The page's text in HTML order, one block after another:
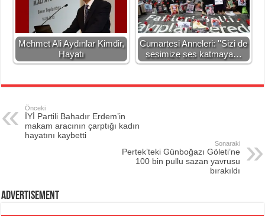
Mehmet Ali Aydınlar Kimdir,
Hayatı
Cumartesi Anneleri: ''Sizi de
sesimize ses katmaya…
Önceki
İYİ Partili Bahadır Erdem’in
makam aracının çarptığı kadın
hayatını kaybetti
Sonaraki
Pertek’teki Günboğazı Göleti’ne
100 bin pullu sazan yavrusu
bırakıldı
Advertisement